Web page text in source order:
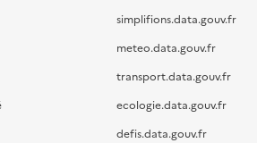
simplifions.data.gouv.fr
meteo.data.gouv.fr
transport.data.gouv.fr
ecologie.data.gouv.fr
defis.data.gouv.fr